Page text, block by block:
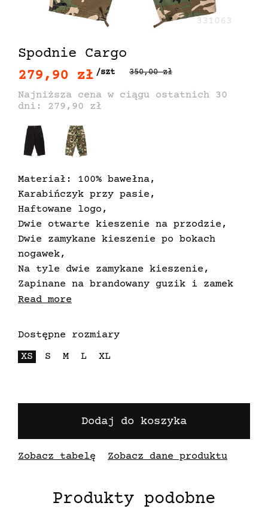
Spodnie Cargo
331063
279,90 zł /szt 350,00 zł
Najniższa cena w ciągu ostatnich 30
dni: 279,90 zł
Materiał: 100% bawełna,
Karabińczyk przy pasie,
Haftowane logo,
Dwie otwarte kieszenie na przodzie,
Dwie zamykane kieszenie po bokach
nogawek,
Na tyle dwie zamykane kieszenie,
Zapinane na brandowany guzik i zamek
błyskawiczny,
za pomocą sznurka,
Kolor: Camo
Read more
Dostępne rozmiary
XS
S M L XL
Dodaj do koszyka
Zobacz tabelę Zobacz dane produktu
Produkty podobne